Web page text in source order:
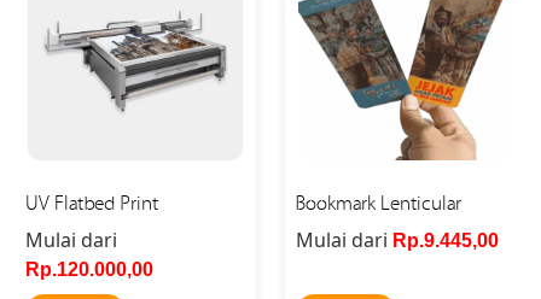
UV Flatbed Print
Mulai dari
Rp.120.000,00
Bookmark Lenticular
Mulai dari Rp.9.445,00